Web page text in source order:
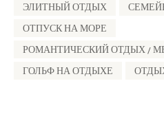
ЭЛИТНЫЙ ОТДЫХ
ОТПУСК НА МОРЕ
РОМАНТИЧЕСКИЙ ОТДЫХ /
ГОЛЬФ НА ОТДЫХЕ